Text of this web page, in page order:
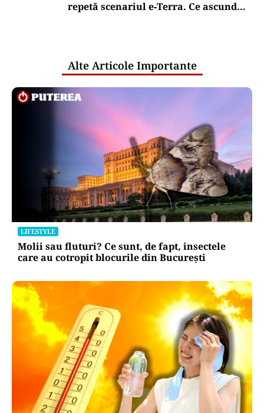
repetă scenariul e‑Terra. Ce ascund
Alte Articole Importante
LIFESTYLE
Molii sau fluturi? Ce sunt, de fapt, insectele
care au cotropit blocurile din București